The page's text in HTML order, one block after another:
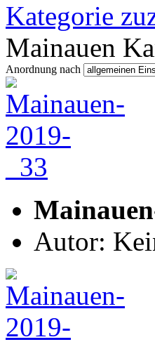
Mainauen
Anordnung nach
Autor: